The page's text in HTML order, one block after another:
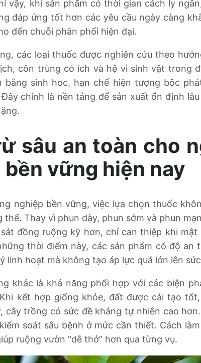
vậy, khi sản phẩm có thời gian cách ly
đáp ứng tốt hơn các yêu cầu ngày càng
đến chuỗi phân phối hiện đại.
các loại thuốc được nghiên cứu theo
côn trùng có ích và hệ vi sinh vật trong
bằng sinh học, hạn chế hiện tượng bộc
chính là nền tảng để sản xuất ổn định
sâu an toàn cho
vững hiện nay
nghiệp bền vững, việc lựa chọn thuốc
Thay vì phun dày, phun sớm và phun
đồng ruộng kỹ hơn, chỉ can thiệp khi
thời điểm này, các sản phẩm có độ an
linh hoạt mà không tạo áp lực quá lớn lên
khác là khả năng phối hợp với các biện
kết hợp giống khỏe, đất được cải tạo
cây trồng có sức đề kháng tự nhiên cao
soát sâu bệnh ở mức cần thiết. Cách
ruộng vườn “dễ thở” hơn qua từng vụ.